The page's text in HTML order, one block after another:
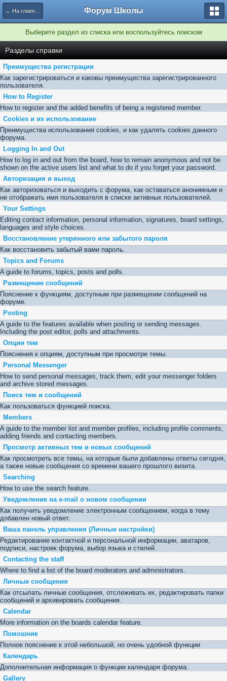
← На главную страницу Форум Школы
Выберите раздел из списка или воспользуйтесь поиском
Разделы справки
Преимущества регистрации
Как зарегистрироваться и каковы преимущества зарегистрированного
пользователя.
How to Register
How to register and the added benefits of being a registered member.
Cookies и их использование
Преимущества использования cookies, и как удалять cookies данного
форума.
Logging In and Out
How to log in and out from the board, how to remain anonymous and not be
shown on the active users list and what to do if you forget your password.
Авторизация и выход
Как авторизоваться и выходить с форума, как оставаться анонимным и
не отображать имя пользователя в списке активных пользователей.
Your Settings
Editing contact information, personal information, signatures, board settings,
languages and style choices.
Восстановление утерянного или забытого пароля
Как восстановить забытый вами пароль.
Topics and Forums
A guide to forums, topics, posts and polls.
Размещение сообщений
Пояснение к функциям, доступным при размещении сообщений на
форуме.
Posting
A guide to the features available when posting or sending messages.
Including the post editor, polls and attachments.
Опции тем
Пояснения к опциям, доступным при просмотре темы.
Personal Messenger
How to send personal messages, track them, edit your messenger folders
and archive stored messages.
Поиск тем и сообщений
Как пользоваться функцией поиска.
Members
A guide to the member list and member profiles, including profile comments,
adding friends and contacting members.
Просмотр активных тем и новых сообщений
Как просмотреть все темы, на которые были добавлены ответы сегодня,
а также новые сообщения со времени вашего прошлого визита.
Searching
How to use the search feature.
Уведомление на е-mail о новом сообщении
Как получить уведомление электронным сообщением, когда в тему
добавлен новый ответ.
Ваша панель управления (Личные настройки)
Редактирование контактной и персональной информации, аватаров,
подписи, настроек форума, выбор языка и стилей.
Contacting the staff
Where to find a list of the board moderators and administrators.
Личные сообщения
Как отсылать личные сообщения, отслеживать их, редактировать папки
сообщений и архивировать сообщения.
Calendar
More information on the boards calendar feature.
Помошник
Полное пояснение к этой небольшой, но очень удобной функции
Календарь
Дополнительная информация о функции календаря форума.
Gallery